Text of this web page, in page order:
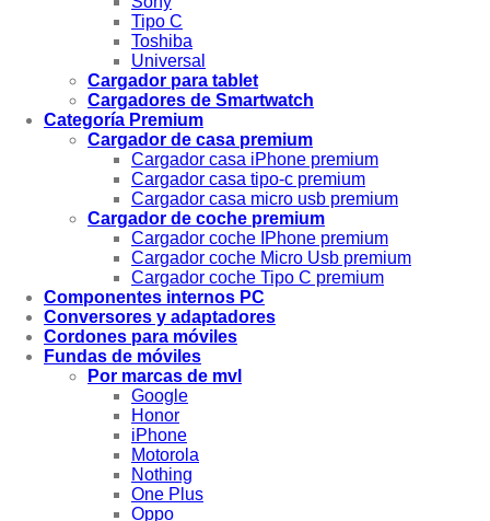
Tipo C
Toshiba
Universal
Cargador para tablet
Cargadores de Smartwatch
Categoría Premium
Cargador de casa premium
Cargador casa iPhone premium
Cargador casa tipo-c premium
Cargador casa micro usb premium
Cargador de coche premium
Cargador coche IPhone premium
Cargador coche Micro Usb premium
Cargador coche Tipo C premium
Componentes internos PC
Conversores y adaptadores
Cordones para móviles
Fundas de móviles
Por marcas de mvl
Google
Honor
iPhone
Motorola
Nothing
One Plus
Oppo